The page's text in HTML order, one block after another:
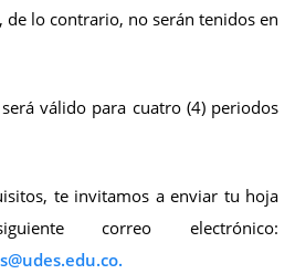
de lo contrario, no serán tenidos en
válido para cuatro (4) periodos
te invitamos a enviar tu hoja
correo electrónico:
.